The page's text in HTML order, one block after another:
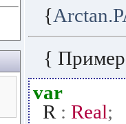
{
{
var
R : Real;